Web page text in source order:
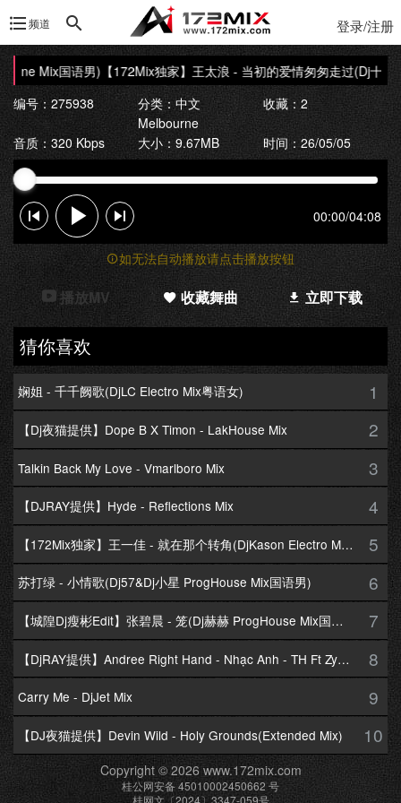
频道 登录/注册
Mix国语男)【172Mix独家】王太浪 - 当初的爱情匆匆走过(Dj十三
编号：275938
分类：中文
Melbourne
收藏：2
音质：320 Kbps 大小：9.67MB 时间：26/05/05
00:00/04:08
如无法自动播放请点击播放按钮
播放MV 收藏舞曲 立即下载
猜你喜欢
娴姐 - 千千阙歌(DjLC Electro Mix粤语女) 1
【Dj夜猫提供】Dope B X Timon - LakHouse Mix 2
Talkin Back My Love - Vmarlboro Mix 3
【DJRAY提供】Hyde - Reflections Mix 4
【172Mix独家】王一佳 - 就在那个转角(DjKason Electro Mix国语女) 5
苏打绿 - 小情歌(Dj57&Dj小星 ProgHouse Mix国语男) 6
【城隍Dj瘦彬Edit】张碧晨 - 笼(Dj赫赫 ProgHouse Mix国语女) 7
【DjRAY提供】Andree Right Hand - Nhạc Anh - TH Ft Zym Mix 8
Carry Me - DjJet Mix 9
【DJ夜猫提供】Devin Wild - Holy Grounds(Extended Mix) 10
Copyright © 2026 www.172mix.com
桂公网安备 45010002450662 号
桂网文〔2024〕3347-059号